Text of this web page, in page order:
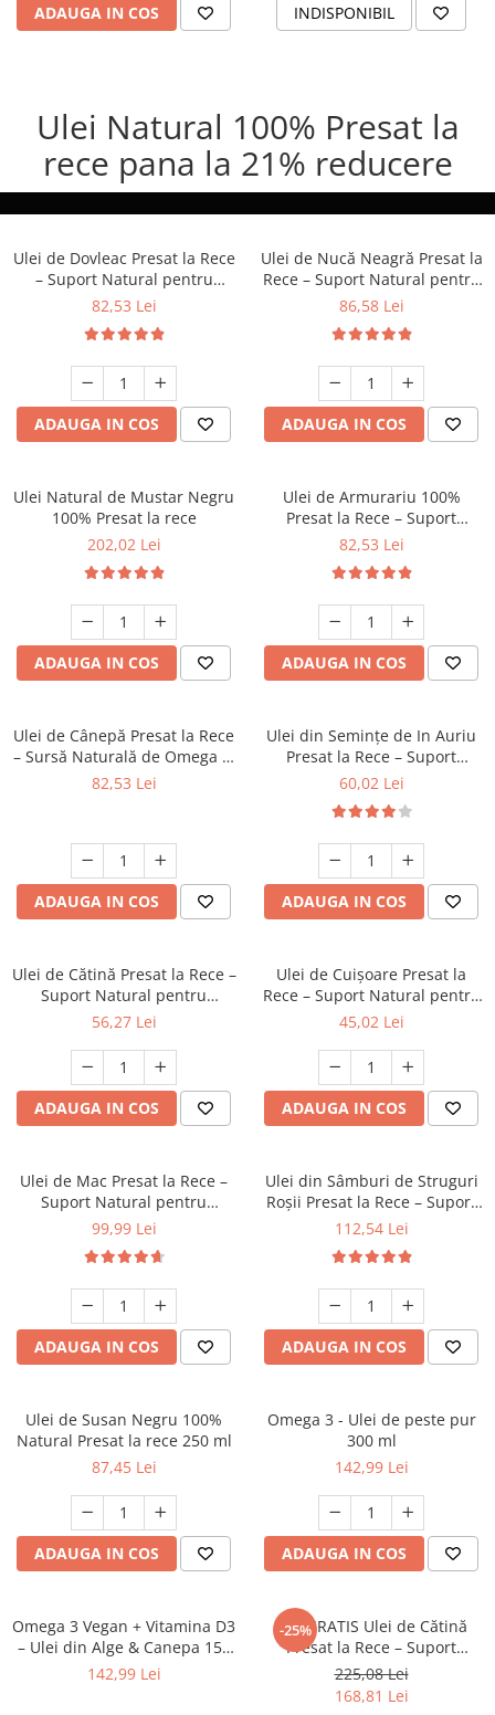
ADAUGA IN COS INDISPONIBIL
Ulei Natural 100% Presat la
rece pana la 21% reducere
Ulei de Dovleac Presat la Rece
– Suport Natural pentru
Prostată și Sistemul Urinar
82,53 Lei
ADAUGA IN COS
Ulei de Nucă Neagră Presat la
Rece – Suport Natural pentru
Digestie 250 ml
86,58 Lei
ADAUGA IN COS
Ulei Natural de Mustar Negru
100% Presat la rece
202,02 Lei
ADAUGA IN COS
Ulei de Armurariu 100%
Presat la Rece – Suport
Natural pentru Detox și
82,53 Lei
ADAUGA IN COS
Ulei de Cânepă Presat la Rece
– Sursă Naturală de Omega 3,
6 și 9
82,53 Lei
ADAUGA IN COS
Ulei din Semințe de In Auriu
Presat la Rece – Suport
Natural pentru Inimă și
60,02 Lei
ADAUGA IN COS
Ulei de Cătină Presat la Rece –
Suport Natural pentru
Imunitate și Vitalitate 50 ml
56,27 Lei
ADAUGA IN COS
Ulei de Cuișoare Presat la
Rece – Suport Natural pentru
Digestie și Sănătatea Orală 25
45,02 Lei
ADAUGA IN COS
Ulei de Mac Presat la Rece –
Suport Natural pentru
Energie și Echilibru 250 ml
99,99 Lei
ADAUGA IN COS
Ulei din Sâmburi de Struguri
Roșii Presat la Rece – Suport
Natural pentru Inima si piele
112,54 Lei
ADAUGA IN COS
Ulei de Susan Negru 100%
Natural Presat la rece 250 ml
87,45 Lei
ADAUGA IN COS
Omega 3 - Ulei de peste pur
300 ml
142,99 Lei
ADAUGA IN COS
Omega 3 Vegan + Vitamina D3
– Ulei din Alge & Canepa 150
ml
142,99 Lei
-25%
3+1 GRATIS Ulei de Cătină
Presat la Rece – Suport
Natural pentru Imunitate și
Vitalitate 50 ml
225,08 Lei
168,81 Lei